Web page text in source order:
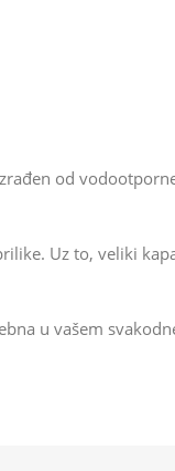
od
Uz to, veliki
u vašem